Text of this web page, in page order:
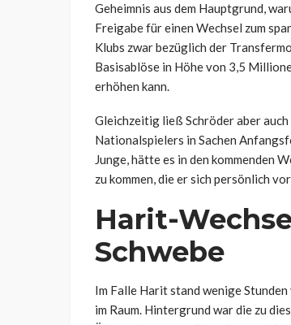
Geheimnis aus dem Hauptgrund,
Freigabe für einen Wechsel zum
Klubs zwar bezüglich der
Basisablöse in Höhe von 3,5
erhöhen kann.
Gleichzeitig ließ Schröder aber auch
Nationalspielers in Sachen
Junge, hätte es in den kommenden
zu kommen, die er sich persönlich
Harit-
Schwebe
Im Falle Harit stand wenige
im Raum. Hintergrund war die zu